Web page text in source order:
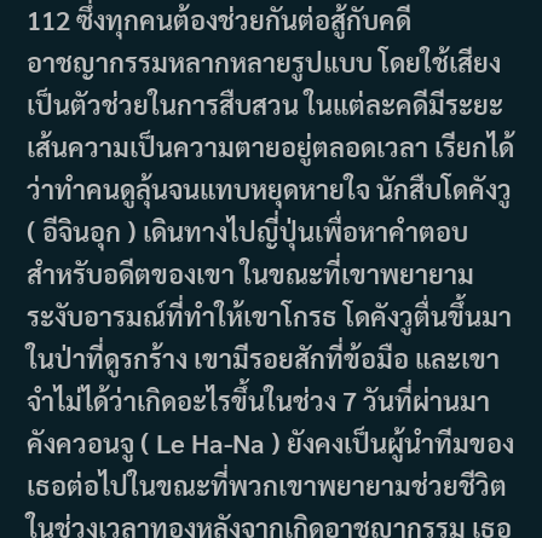
112 ซึ่งทุกคนต้องช่วยกันต่อสู้กับคดี
อาชญากรรมหลากหลายรูปแบบ โดยใช้เสียง
เป็นตัวช่วยในการสืบสวน ในแต่ละคดีมีระยะ
เส้นความเป็นความตายอยู่ตลอดเวลา เรียกได้
ว่าทำคนดูลุ้นจนแทบหยุดหายใจ นักสืบโดคังวู
( อีจินอุก ) เดินทางไปญี่ปุ่นเพื่อหาคำตอบ
สำหรับอดีตของเขา ในขณะที่เขาพยายาม
ระงับอารมณ์ที่ทำให้เขาโกรธ โดคังวูตื่นขึ้นมา
ในป่าที่ดูรกร้าง เขามีรอยสักที่ข้อมือ และเขา
จำไม่ได้ว่าเกิดอะไรขึ้นในช่วง 7 วันที่ผ่านมา
คังควอนจู ( Le Ha-Na ) ยังคงเป็นผู้นำทีมของ
เธอต่อไปในขณะที่พวกเขาพยายามช่วยชีวิต
ในช่วงเวลาทองหลังจากเกิดอาชญากรรม เธอ